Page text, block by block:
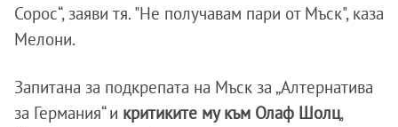
Сорос“, заяви тя. "Не получавам пари от Мъск", каза
Мелони.
Запитана за подкрепата на Мъск за „Алтернатива
за Германия“ и критиките му към Олаф Шолц,